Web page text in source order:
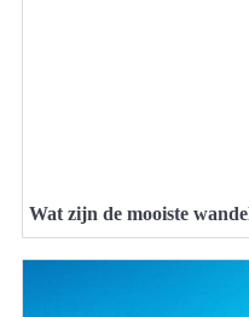
Wat zijn de mooiste